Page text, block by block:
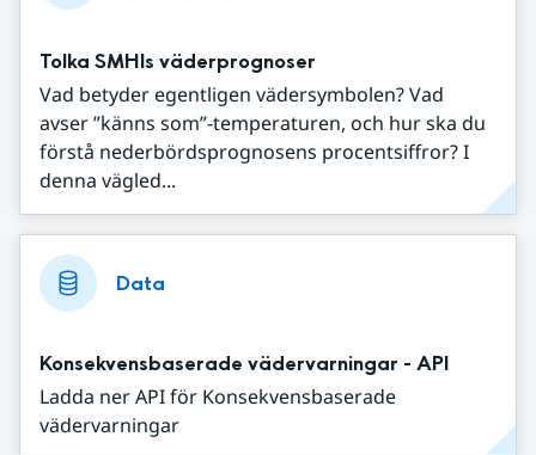
Tolka SMHIs väderprognoser
Vad betyder egentligen vädersymbolen? Vad
avser ”känns som”-temperaturen, och hur ska du
förstå nederbördsprognosens procentsiffror? I
denna vägled...
Data
Konsekvensbaserade vädervarningar - API
Ladda ner API för Konsekvensbaserade
vädervarningar